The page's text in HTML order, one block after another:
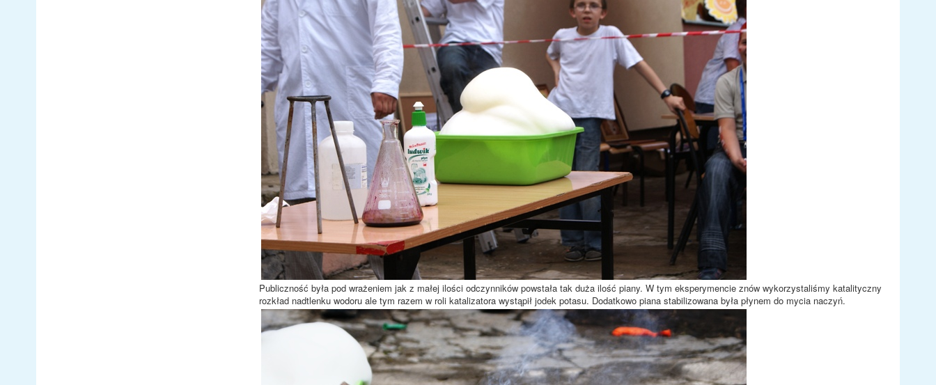
Publiczność była pod wrażeniem jak z małej ilości odczynników powstała tak duża ilość piany. W tym eksperymencie znów wykorzystaliśmy katalityczny
rozkład nadtlenku wodoru ale tym razem w roli katalizatora wystąpił jodek potasu. Dodatkowo piana stabilizowana była płynem do mycia naczyń.